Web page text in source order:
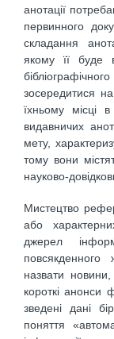
анотації
первинного
складання
якому її буде
зосередитися
їхньому місці
видавничих
мету,
тому вони
науково-
Мистецтво
або
джерел
назвати
короткі анонси
зведені дані
поняття